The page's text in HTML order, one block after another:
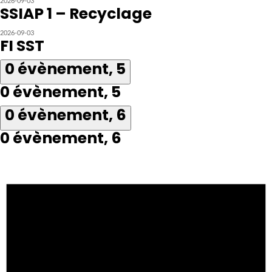
SSIAP 1 – Recyclage
2026-09-03
FI SST
0 évènement, 5
0 évènement, 5
0 évènement, 6
0 évènement, 6